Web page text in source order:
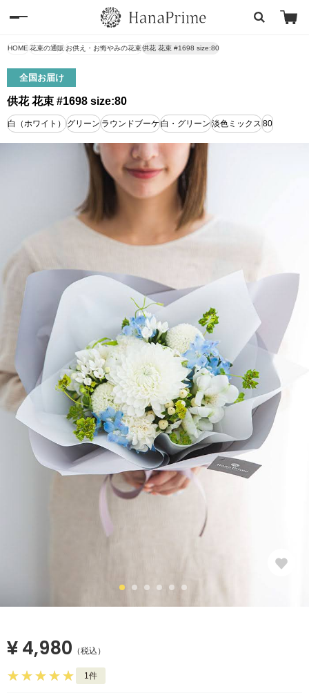
HOME 花束の通販 お供え・お悔やみの花束供花 花束 #1698 size:80
全国お届け
供花 花束 #1698 size:80
白（ホワイト）グリーンラウンドブーケ 白・グリーン淡色ミックス80
¥ 4,980 （税込）
1件